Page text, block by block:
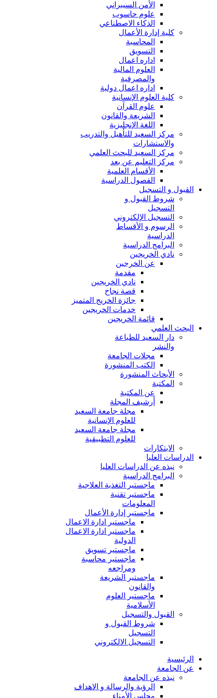
الأمن السيبراني
علوم حاسوب
الذكاء الاصطناعي
كلية إدارة الأعمال
المحاسبة
التسويق
اداره اعمال
العلوم المالية
والمصرفية
اداره اعمال دولية
كلية العلوم الإنسانية
علوم القرآن
الشريعة والقانون
اللغة الإنجليزية
مركز السعيد للتأهيل والتدريب
والاستشارات
مركز السعيد للبحث العلمي
مركز التعليم عن بعد
الأقسام العلمية
الفصول الدراسية
القبول و التسجيل
شروط القبول و
التسجيل
التسجيل الإلكتروني
الرسوم و الأقساط
الدراسية
البرامج الدراسية
نادي الخريجين
عن الخرجين
مقدمة
نادي الخريجين
قصة نجاح
جائزة الخريج المتميز
خدمات الخريجين
قائمة الخريجين
البحث العلمي
دار السعيد للطباعة
والنشر
مجلات الجامعة
الكتب المنشورة
الأبحاث المنشورة
المكتبة
عن المكتبة
أرشيف المجلة
مجلة جامعة السعيد
للعلوم الإنسانية
مجلة جامعة السعيد
للعلوم التطبيقية
الابتكارات
الدراسات العليا
نبذه عن الدراسات العليا
البرامج الدراسية
ماجستير التغذية العلاجية
ماجستير تقنية
المعلومات
ماجستير إدارة الأعمال
ماجستير ادارة الاعمال
ماجستير ادارة الاعمال
الدولية
ماجستير تسويق
ماجستير محاسبة
ومراجعه
ماجستير الشريعة
والقانون
ماجستير العلوم
الأسلامية
القبول والتسجيل
شروط القبول و
التسجيل
التسجيل الالكتروني
الرئيسية
عن الجامعة
نبذه عن الجامعة
الرؤية والرسالة و الاهداف
مجلس الأمناء